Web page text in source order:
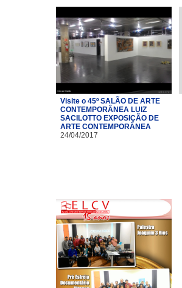
Visite o 45º SALÃO DE ARTE
CONTEMPORÂNEA LUIZ
SACILOTTO EXPOSIÇÃO DE
ARTE CONTEMPORÂNEA
24/04/2017